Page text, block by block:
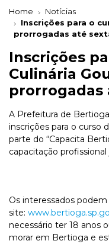
Home
Notícias
Inscrições para o
prorrogadas até
Inscrições
Culinária
prorrogadas
A Prefeitura de
inscrições para o curso
parte do “Capacita
capacitação
Os interessados
site:
necessário ter 18 anos
morar em Bertioga e